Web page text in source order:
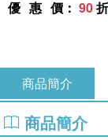
優惠價 ： 90
商品簡介
商品簡介